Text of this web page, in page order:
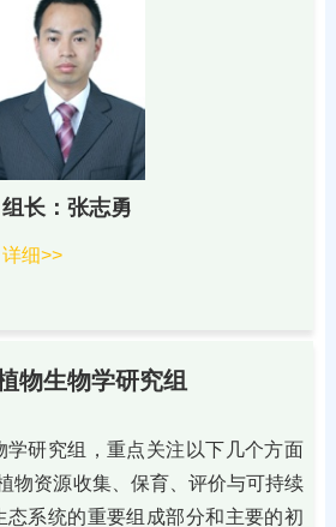
组长：张志勇
详细>>
物生物学研究组
学研究组，重点关注以下几个方面
物资源收集、保育、评价与可持续
态系统的重要组成部分和主要的初